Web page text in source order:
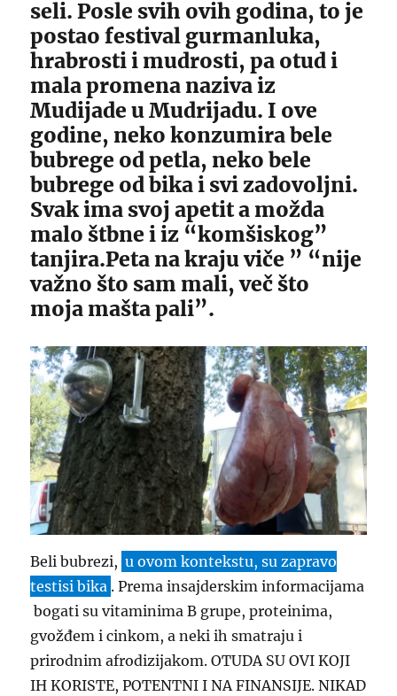
seli. Posle svih ovih godina, to je
postao festival gurmanluka,
hrabrosti i mudrosti, pa otud i
mala promena naziva iz
Mudijade u Mudrijadu. I ove
godine, neko konzumira bele
bubrege od petla, neko bele
bubrege od bika i svi zadovoljni.
Svak ima svoj apetit a možda
malo štbne i iz “komšiskog”
tanjira.Peta na kraju viče ” “nije
važno što sam mali, več što
moja mašta pali”.
Beli bubrezi, u ovom kontekstu, su zapravo
testisi bika . Prema insajderskim informacijama
bogati su vitaminima B grupe, proteinima,
gvožđem i cinkom, a neki ih smatraju i
prirodnim afrodizijakom. OTUDA SU OVI KOJI
IH KORISTE, POTENTNI I NA FINANSIJE. NIKAD